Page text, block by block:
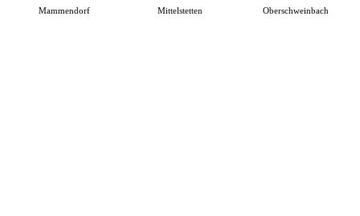
Mammendorf Mittelstetten Oberschweinbach